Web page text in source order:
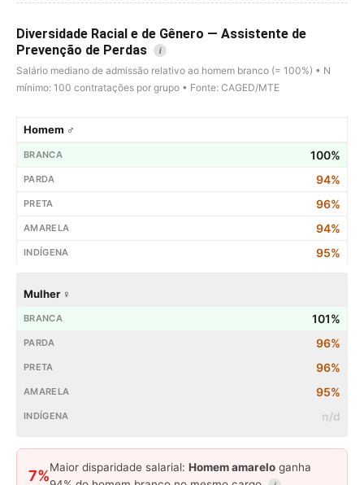
Diversidade Racial e de Gênero — Assistente de
Prevenção de Perdas
i
Salário mediano de admissão relativo ao homem branco (= 100%) • N
mínimo: 100 contratações por grupo • Fonte: CAGED/MTE
Homem ♂
100%
94%
96%
94%
95%
Mulher ♀
101%
96%
96%
95%
n/d
7%
Maior disparidade salarial: Homem amarelo ganha